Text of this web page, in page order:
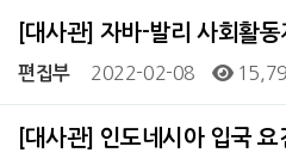
[대사관] 자바-발리 사회활
편집부 2022-02-08
[대사관] 인도네시아 입국